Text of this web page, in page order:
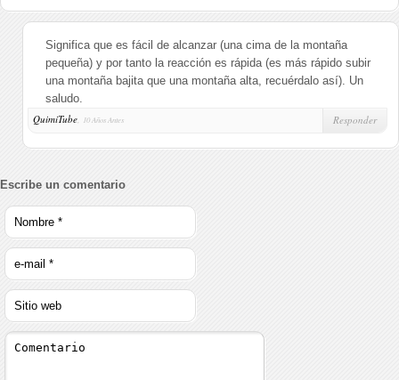
Significa que es fácil de alcanzar (una cima de la montaña
pequeña) y por tanto la reacción es rápida (es más rápido subir
una montaña bajita que una montaña alta, recuérdalo así). Un
saludo.
QuimiTube
10 Años Antes Responder
Escribe un comentario